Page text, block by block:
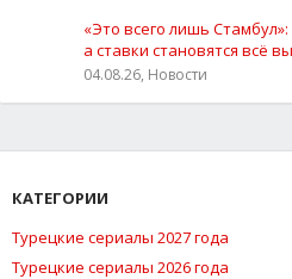
«Это всего лишь
а ставки становятся всё
04.08.26, Новости
КАТЕГОРИИ
Турецкие сериалы 2027 года
Турецкие сериалы 2026 года